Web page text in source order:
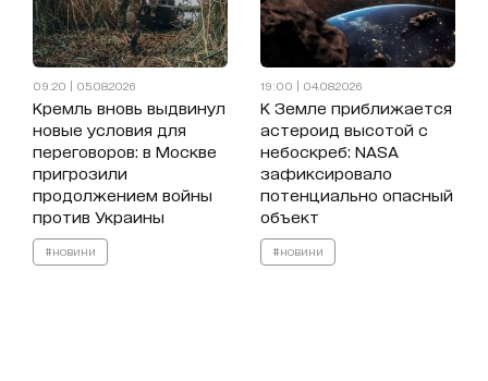
09:20 | 05.08.2026
Кремль вновь выдвинул
новые условия для
переговоров: в Москве
пригрозили
продолжением войны
против Украины
#новини
19:00 | 04.08.2026
К Земле приближается
астероид высотой с
небоскреб: NASA
зафиксировало
потенциально опасный
объект
#новини